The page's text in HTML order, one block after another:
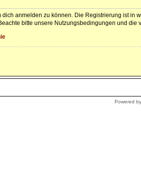
dich anmelden zu können. Die Registrierung ist
bitte unsere Nutzungsbedingungen und
Powered by